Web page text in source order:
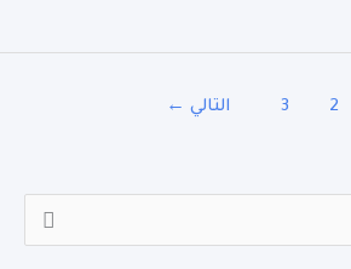
التالي←